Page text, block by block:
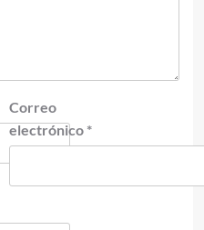
Correo
electrónico *